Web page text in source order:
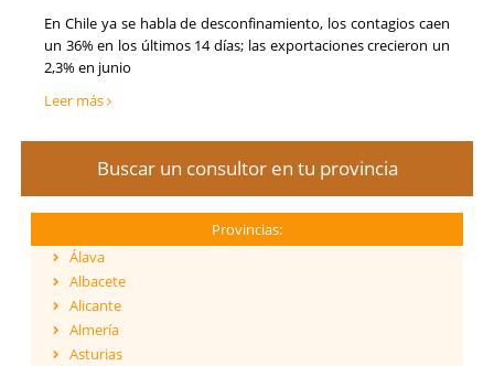
En Chile ya se habla de desconfinamiento, los contagios caen
un 36% en los últimos 14 días; las exportaciones crecieron un
2,3% en junio
Leer más
Buscar un consultor en tu provincia
Provincias:
Álava
Albacete
Alicante
Almería
Asturias